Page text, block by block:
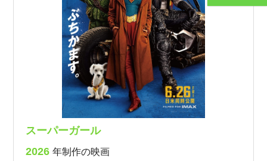
スーパーガール
2026年制作の映画